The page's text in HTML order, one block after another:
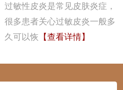
过敏性皮炎是常见皮肤炎症，
很多患者关心过敏皮炎一般多
久可以恢 【查看详情】
3456